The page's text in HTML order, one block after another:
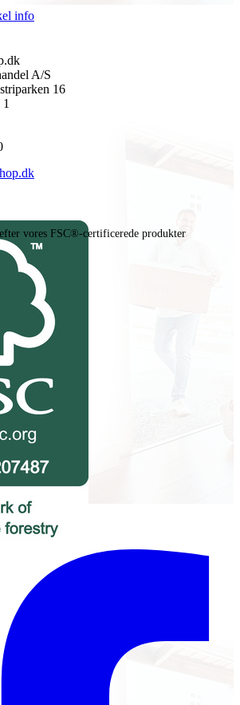
info
A/S
16
vores FSC®-certificerede produkter